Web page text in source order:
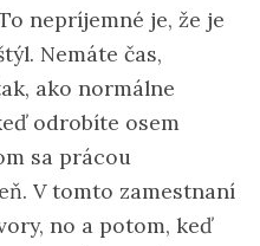
nepríjemné je, že je
Nemáte čas,
ako normálne
odrobíte osem
sa prácou
V tomto zamestnaní
no a potom, keď